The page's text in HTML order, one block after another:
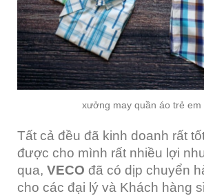
xưởng may quần áo trẻ em
Tất cả đều đã kinh doanh rất
được cho mình rất nhiều lợi
qua, VECO đã có dịp chuyển
cho các đại lý và Khách hàng